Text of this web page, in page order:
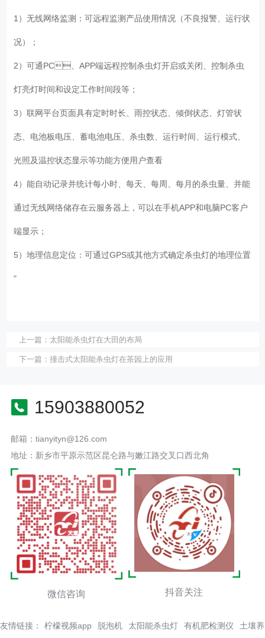
1）无线网络监测：可远程监测产品使用情况（不良报警、运行状
况）；
2）可通PC、APP端远程控制杀虫灯开启或关闭、控制杀虫
灯亮灯时间和设定工作时间段等；
3）联网平台页面具有定时时长、雨控状态、倾倒状态、灯管状
态、电池板电压、蓄电池电压、杀虫数、运行时间、运行模式、
光照及温控状态显示等功能方便用户查看
4）能自动记录并统计每小时、每天、每周、每月的杀虫量、并能
通过无线网络储存在云服务器上，可以在手机APP和电脑PC客户
端显示；
5）地理信息定位：可通过GPS或其他方式确定杀虫灯的地理位置
"
上一篇： 太阳能杀虫灯在大田的布局
下一篇： 撞击式太阳能杀虫灯在茶园上的应用
15903880052
邮箱：tianyityn@126.com
地址：新乡市平原示范区昆仑路与嫩江路交叉口西北角
微信咨询 抖音关注
友情链接： 柠檬视频app 脱泡机 太阳能杀虫灯 有机肥检测仪 土壤养